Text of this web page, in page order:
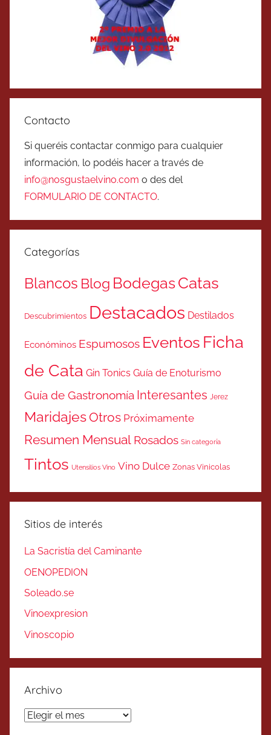
Contacto
Si queréis contactar conmigo para cualquier
información, lo podéis hacer a través de
info@nosgustaelvino.com o des del
FORMULARIO DE CONTACTO.
Categorías
Blancos Blog BodegasCatas
Descubrimientos Destacados Destilados
Económinos Espumosos Eventos Ficha
de Cata Gin Tonics Guía de Enoturismo
Guía de Gastronomía Interesantes Jerez
MaridajesOtros Próximamente
Resumen Mensual Rosados Sin categoría
Tintos Utensilios Vino Vino Dulce Zonas Vinicolas
Sitios de interés
La Sacristía del Caminante
OENOPEDION
Soleado.se
Vinoexpresion
Vinoscopio
Archivo
Archivo